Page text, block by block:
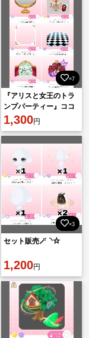
×7
『アリスと女王のトラ
ンプパーティー』ココ
リウムAセット
1,300円
×3
セット販売🪄︎︎◝✩
1,200円